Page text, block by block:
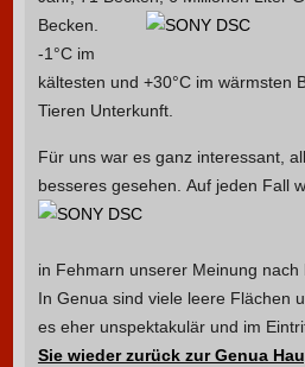
Becken.
-1°C im
kältesten und +30°C im wärmsten
Tieren Unterkunft.
Für uns war es ganz interessant,
besseres gesehen. Auf jeden Fall
in Fehmarn unserer Meinung nach
In Genua sind viele leere Flächen
es eher unspektakulär und im
Sie wieder zurück zur Genua